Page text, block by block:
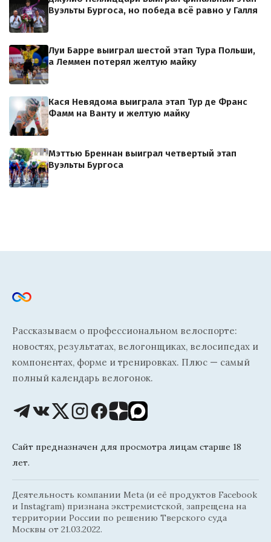
Вуэльты Бургоса, но победа всё равно у Галля
Луи Барре выиграл шестой этап Тура Польши,
а Леммен потерял желтую майку
Кася Невядома выиграла этап Тур де Франс
Фамм на Ванту и желтую майку
Мэттью Бреннан выиграл четвертый этап
Вуэльты Бургоса
Рассказываем о профессиональном велоспорте:
новостях, результатах, велогонщиках, велосипедах и
компонентах, форме и тренировках. Плюс — самый
полный календарь велогонок.
Сайт предназначен для просмотра лицам старше 18
лет.
Деятельность компании Meta (и её продуктов Facebook
и Instagram) признана экстремистской, запрещена на
территории России по решению Тверского суда
Москвы от 21.03.2022.